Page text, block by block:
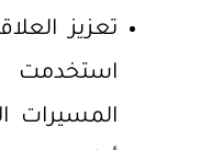
تعزيز
المسيرات